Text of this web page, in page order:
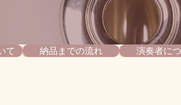
て 納品までの流れ 演奏者に